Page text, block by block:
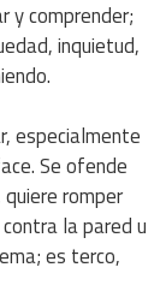
y comprender;
inquietud,
especialmente
Se ofende
romper
la pared u
es terco,